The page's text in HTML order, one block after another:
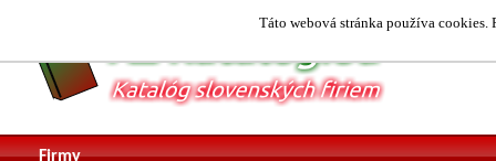
Táto webová stránka používa
Firmy